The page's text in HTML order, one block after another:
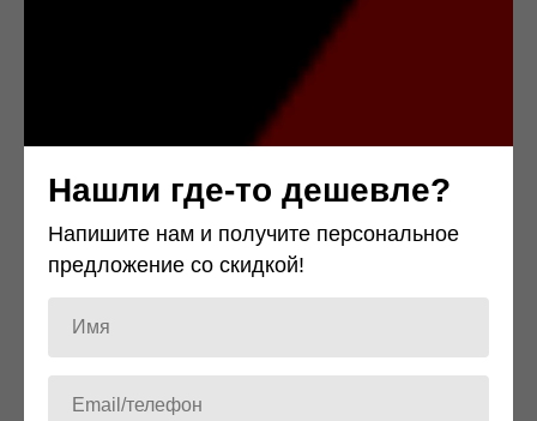
Нашли где-то дешевле?
Напишите нам и получите персональное
предложение со скидкой!